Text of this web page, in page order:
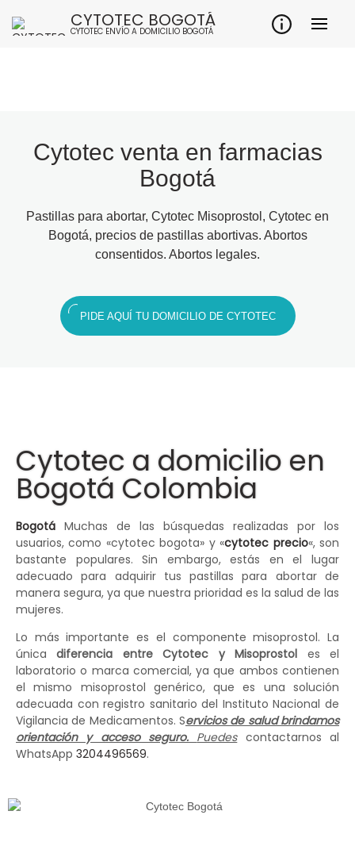
CYTOTEC BOGOTÁ
CYTOTEC ENVÍO A DOMICILIO BOGOTÁ
Cytotec venta en farmacias
Bogotá
Pastillas para abortar, Cytotec Misoprostol, Cytotec en
Bogotá, precios de pastillas abortivas. Abortos
consentidos. Abortos legales.
PIDE AQUÍ TU DOMICILIO DE CYTOTEC
Cytotec a domicilio en
Bogotá Colombia
Bogotá Muchas de las búsquedas realizadas por los
usuarios, como «cytotec bogota» y «cytotec precio«, son
bastante populares. Sin embargo, estás en el lugar
adecuado para adquirir tus pastillas para abortar de
manera segura, ya que nuestra prioridad es la salud de las
mujeres.
Lo más importante es el componente misoprostol. La
únicadiferencia entre Cytotec y Misoprostol es el
laboratorio o marca comercial, ya que ambos contienen
el mismo misoprostol genérico, que es una solución
adecuada con registro sanitario del Instituto Nacional de
Vigilancia de Medicamentos. Servicios de salud brindamos
orientación y acceso seguro. Puedescontactarnos al
WhatsApp 3204496569.